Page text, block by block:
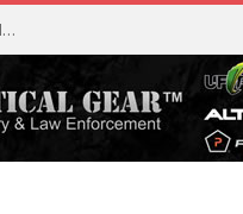
Perencanaan Matang Sopsau Dukung Kelancaran Keikutsertaan TNI AU di Pitch Black 2026